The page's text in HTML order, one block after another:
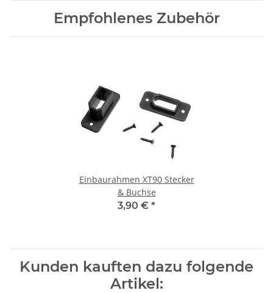
Empfohlenes Zubehör
Einbaurahmen XT90 Stecker
& Buchse
3,90 € *
Kunden kauften dazu folgende
Artikel: